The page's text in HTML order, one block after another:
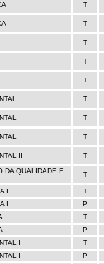
T
T
T
T
T
T
T
T
II T
DA QUALIDADE E
T
I
T
I
P
T
P
I
T
I
P